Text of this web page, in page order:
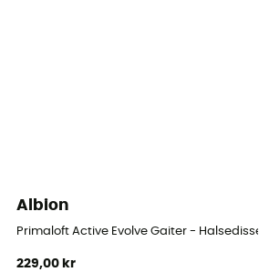
Albion
Primaloft Active Evolve Gaiter - Halsedisse
229,00 kr